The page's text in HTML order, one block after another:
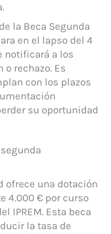
la Beca Segunda
en el lapso del 4
notificará a los
rechazo. Es
con los plazos
su oportunidad
ofrece una dotación
4.000 € por curso
IPREM. Esta beca
la tasa de